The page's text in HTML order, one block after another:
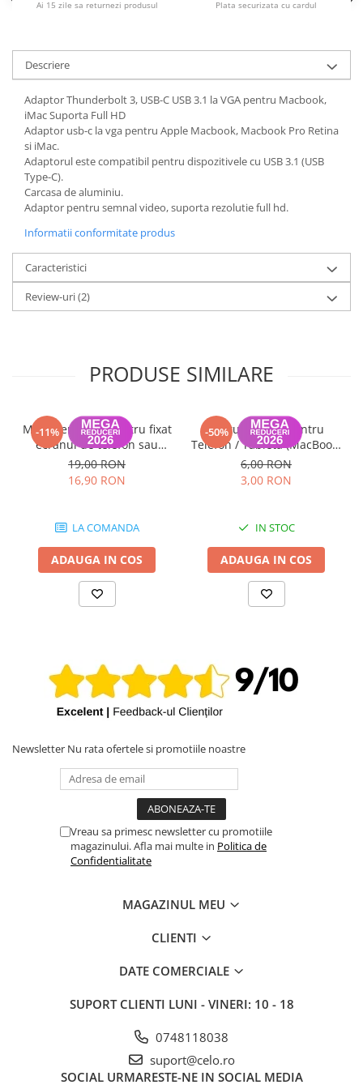
Housing iPhone
Ai 15 zile sa returnezi produsul Plata securizata cu cardul
Descriere
Adaptor Thunderbolt 3, USB-C USB 3.1 la VGA pentru Macbook,
iMac Suporta Full HD
Adaptor usb-c la vga pentru Apple Macbook, Macbook Pro Retina
si iMac.
Adaptorul este compatibil pentru dispozitivele cu USB 3.1 (USB
Type-C).
Carcasa de aluminiu.
Adaptor pentru semnal video, suporta rezolutie full hd.
Informatii conformitate produs
Caracteristici
Review-uri(2)
PRODUSE SIMILARE
-11%
Mini menghina pentru fixat
ecranul de telefon sau
tableta (1 bucata)
19,00 RON
16,90 RON
LA COMANDA
ADAUGA IN COS
-50%
Ventuza sticla pentru
Telefon / Tableta (MacBook,
iMac, iPhone), diametru
44mm, Negru
6,00 RON
3,00 RON
IN STOC
ADAUGA IN COS
Newsletter Nu rata ofertele si promotiile noastre
Vreau sa primesc newsletter cu promotiile
magazinului. Afla mai multe in Politica de
Confidentialitate
MAGAZINUL MEU
CLIENTI
DATE COMERCIALE
SUPORT CLIENTI LUNI - VINERI: 10 - 18
0748118038
suport@celo.ro
SOCIAL URMARESTE-NE IN SOCIAL MEDIA